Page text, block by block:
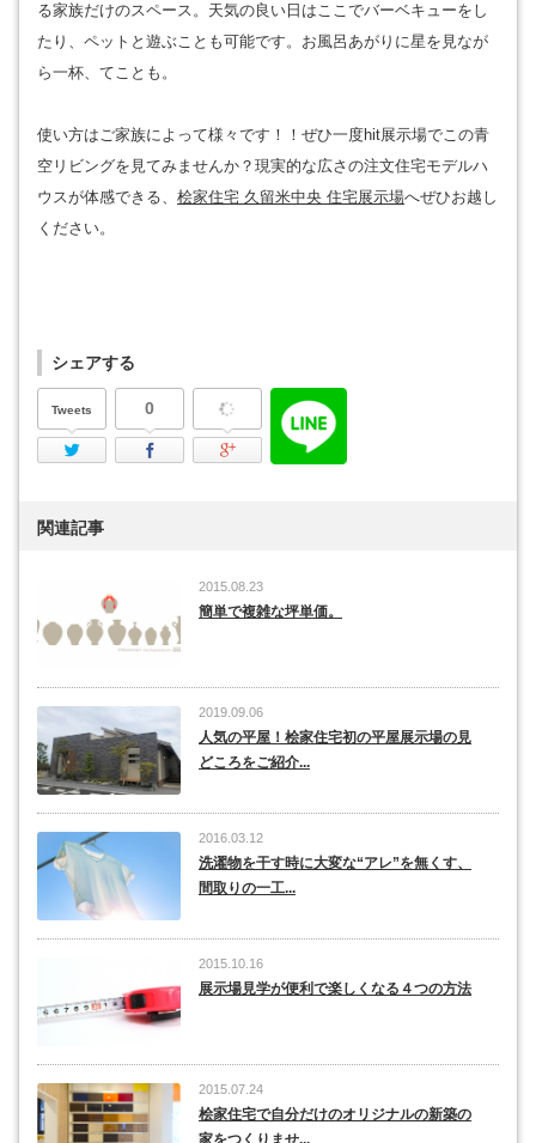
る家族だけのスペース。天気の良い日はここでバーベキューをし
たり、ペットと遊ぶことも可能です。お風呂あがりに星を見なが
ら一杯、てことも。
使い方はご家族によって様々です！！ぜひ一度hit展示場でこの青
空リビングを見てみませんか？現実的な広さの注文住宅モデルハ
ウスが体感できる、 桧家住宅 久留米中央 住宅展示場へぜひお越し
ください。
シェアする
Tweets
Twitter
0
Facebook Google Plus
関連記事
2015.08.23
簡単で複雑な坪単価。
2019.09.06
人気の平屋！桧家住宅初の平屋展示場の見
どころをご紹介...
2016.03.12
洗濯物を干す時に大変な“アレ”を無くす、
間取りの一工...
2015.10.16
展示場見学が便利で楽しくなる４つの方法
2015.07.24
桧家住宅で自分だけのオリジナルの新築の